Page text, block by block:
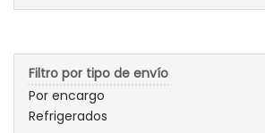
Filtro por tipo de envío
Por encargo
Refrigerados